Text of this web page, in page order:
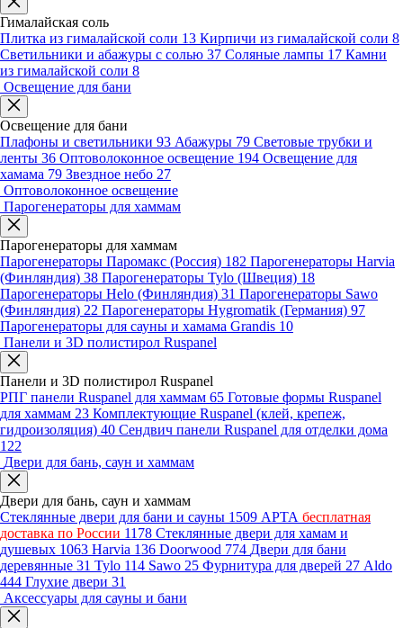
Гималайская соль
Плитка из гималайской соли 13 Кирпичи из гималайской соли 8
Светильники и абажуры с солью 37 Соляные лампы 17 Камни
из гималайской соли 8
Освещение для бани
Освещение для бани
Плафоны и светильники 93 Абажуры 79 Световые трубки и
ленты 36 Оптоволоконное освещение 194 Освещение для
хамама 79 Звездное небо 27
Оптоволоконное освещение
Парогенераторы для хаммам
Парогенераторы для хаммам
Парогенераторы Паромакс (Россия) 182 Парогенераторы Harvia
(Финляндия) 38 Парогенераторы Tylo (Швеция) 18
Парогенераторы Helo (Финляндия) 31 Парогенераторы Sawo
(Финляндия) 22 Парогенераторы Hygromatik (Германия) 97
Парогенераторы для сауны и хамама Grandis 10
Панели и 3D полистирол Ruspanel
Панели и 3D полистирол Ruspanel
РПГ панели Ruspanel для хаммам 65 Готовые формы Ruspanel
для хаммам 23 Комплектующие Ruspanel (клей, крепеж,
гидроизоляция) 40 Сендвич панели Ruspanel для отделки дома
122
Двери для бань, саун и хаммам
Двери для бань, саун и хаммам
Стеклянные двери для бани и сауны 1509 АРТА бесплатная
доставка по России 1178 Стеклянные двери для хамам и
душевых 1063 Harvia 136 Doorwood 774 Двери для бани
деревянные 31 Tylo 114 Sawo 25 Фурнитура для дверей 27 Aldo
444 Глухие двери 31
Аксессуары для сауны и бани